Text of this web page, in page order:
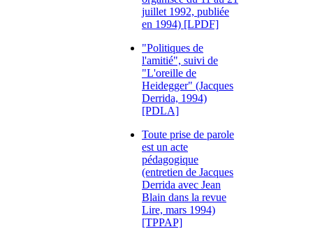
juillet 1992, publiée
en 1994) [LPDF]
"Politiques de
l'amitié", suivi de
"L'oreille de
Heidegger" (Jacques
Derrida, 1994)
[PDLA]
Toute prise de parole
est un acte
pédagogique
(entretien de Jacques
Derrida avec Jean
Blain dans la revue
Lire, mars 1994)
[TPPAP]